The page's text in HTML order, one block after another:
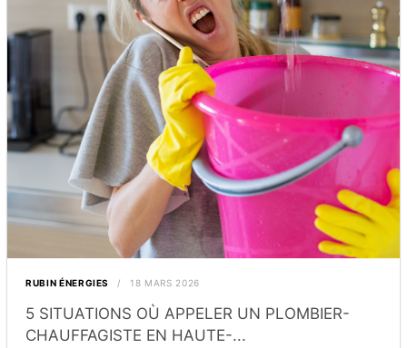
RUBIN ÉNERGIES 18 MARS 2026
5 SITUATIONS OÙ APPELER UN PLOMBIER-
CHAUFFAGISTE EN HAUTE-...